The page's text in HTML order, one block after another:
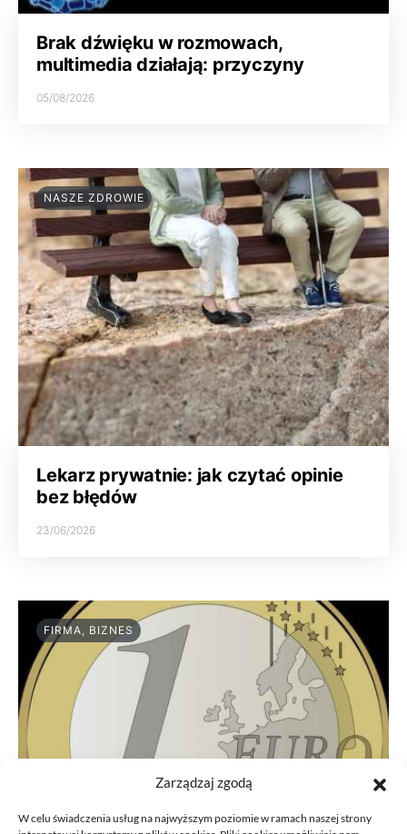
Zarządzaj zgodą
W celu świadczenia usług na najwyższym poziomie w ramach naszej strony
Brak dźwięku w rozmowach,
multimedia działają: przyczyny
05/08/2026
NASZE ZDROWIE
Lekarz prywatnie: jak czytać opinie
bez błędów
23/06/2026
FIRMA, BIZNES